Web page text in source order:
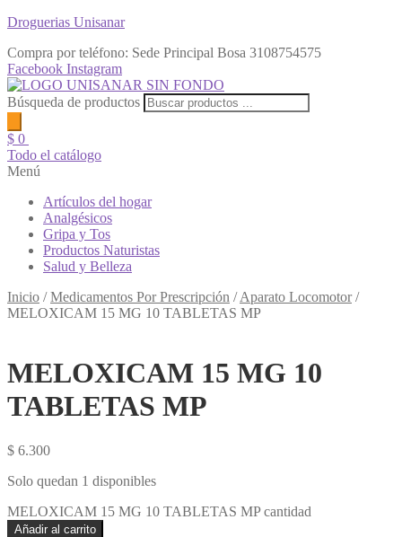
Droguerias Unisanar
Compra por teléfono: Sede Principal Bosa 3108754575
Facebook Instagram
Búsqueda de productos
$ 0
Todo el catálogo
Menú
Artículos del hogar
Analgésicos
Gripa y Tos
Productos Naturistas
Salud y Belleza
Inicio /Medicamentos Por Prescripción /Aparato Locomotor/
MELOXICAM 15 MG 10 TABLETAS MP
MELOXICAM 15 MG 10
TABLETAS MP
$ 6.300
Solo quedan 1 disponibles
MELOXICAM 15 MG 10 TABLETAS MP cantidad
Añadir al carrito